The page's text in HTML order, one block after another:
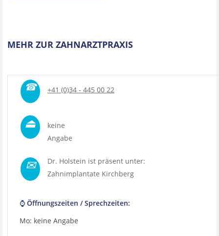
MEHR ZUR ZAHNARZTPRAXIS
☎ +41 (0)34 - 445 00 22
⏏
keine
Angabe
✉
Dr. Holstein ist präsent unter:
Zahnimplantate Kirchberg
⌚ Öffnungszeiten / Sprechzeiten:
Mo: keine Angabe